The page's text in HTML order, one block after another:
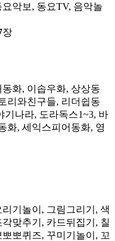
악보, 동요TV, 음악놀
장
화, 이솝우화, 상상동
리와친구들, 리더쉽동
기나라, 도라독스1~3, 바
화, 세익스피어동화, 영
기놀이, 그림그리기, 색
맞추기, 카드뒤집기, 칠
뽀퀴즈, 꾸미기놀이, 꼬